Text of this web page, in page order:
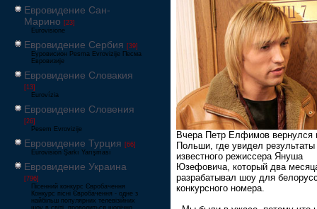
Евровидение Сан-
Марино [23]
Eurovisione
Евровидение Сербия [39]
Еуровисион Pesma Evrovizije Песма
Евровизије
Евровидение Словакия
[13]
Eurovízia
Евровидение Словения
[26]
Pesem Evrovizije
Евровидение Турция [66]
Eurovision Şarkı Yarışması
Евровидение Украина
[796]
Пісенний конкурс Євробачення
Конкурс пісні Євробачення - одне з
найбільш популярних телевізійних
шоу в світі, проводиться щорічно,
Вчера Петр Елфимов вернулся
Польши, где увидел результаты
известного режиссера Януша
Юзефовича, который два
разрабатывал шоу для
конкурсного номера.